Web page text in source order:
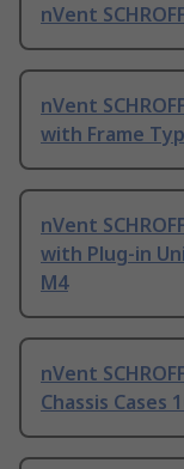
nVent
nVent
with Frame
nVent
with Plug-in
M4
nVent
Chassis Cases